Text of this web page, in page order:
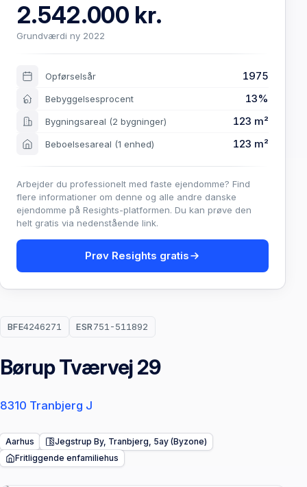
BFE4246271 ESR751-511892
Børup Tværvej 29
8310 Tranbjerg J
Aarhus
Jegstrup By, Tranbjerg, 5ay (Byzone)
Fritliggende enfamiliehus
2.542.000 kr.
Grundværdi ny 2022
Opførselsår 1975
Bebyggelsesprocent 13%
Bygningsareal (2 bygninger) 123 m²
Beboelsesareal (1 enhed) 123 m²
Arbejder du professionelt med faste ejendomme? Find
flere informationer om denne og alle andre danske
ejendomme på Resights-platformen. Du kan prøve den
helt gratis via nedenstående link.
Prøv Resights gratis